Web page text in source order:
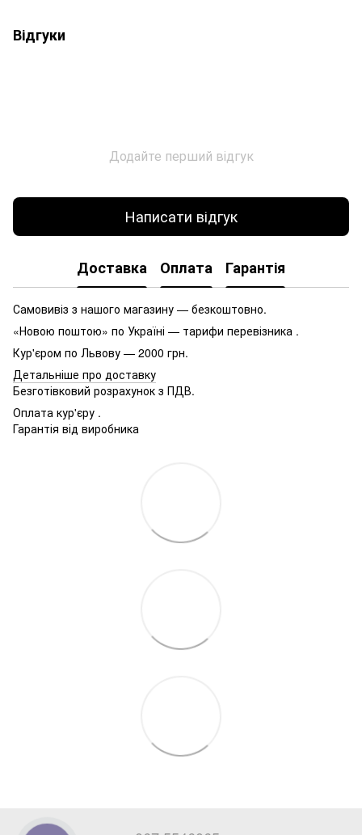
Відгуки
Додайте перший відгук
Написати відгук
Доставка Оплата Гарантія
Самовивіз з нашого магазину — безкоштовно.
«Новою поштою» по Україні — тарифи перевізника .
Кур'єром по Львову — 2000 грн.
Детальніше про доставку
Безготівковий розрахунок з ПДВ.
Оплата кур'єру .
Гарантія від виробника